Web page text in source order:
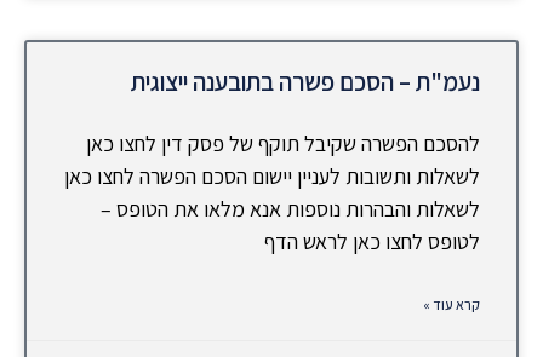
נעמ"ת – הסכם פשרה בתובענה ייצוגית
להסכם הפשרה שקיבל תוקף של פסק דין לחצו כאן
לשאלות ותשובות לעניין יישום הסכם הפשרה לחצו כאן
לשאלות והבהרות נוספות אנא מלאו את הטופס –
לטופס לחצו כאן לראש הדף
קרא עוד »